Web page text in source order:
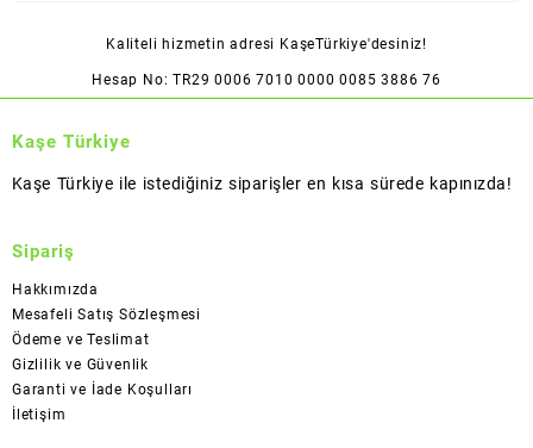
Kaliteli hizmetin adresi KaşeTürkiye'desiniz!
Hesap No: TR29 0006 7010 0000 0085 3886 76
Kaşe Türkiye
Kaşe Türkiye ile istediğiniz siparişler en kısa sürede kapınızda!
Sipariş
Hakkımızda
Mesafeli Satış Sözleşmesi
Ödeme ve Teslimat
Gizlilik ve Güvenlik
Garanti ve İade Koşulları
İletişim